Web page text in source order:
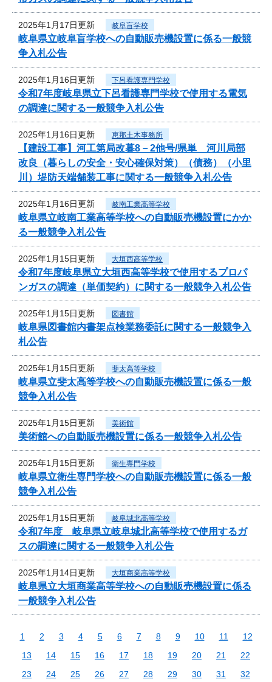
2025年1月17日更新 岐阜盲学校
岐阜県立岐阜盲学校への自動販売機設置に係る一般競
争入札公告
2025年1月16日更新 下呂看護専門学校
令和7年度岐阜県立下呂看護専門学校で使用する電気
の調達に関する一般競争入札公告
2025年1月16日更新 恵那土木事務所
【建設工事】河工第局改暮8－2他号/県単 河川局部
改良（暮らしの安全・安心確保対策）（債務）（小里
川）堤防天端舗装工事に関する一般競争入札公告
2025年1月16日更新 岐南工業高等学校
岐阜県立岐南工業高等学校への自動販売機設置にかか
る一般競争入札公告
2025年1月15日更新 大垣西高等学校
令和7年度岐阜県立大垣西高等学校で使用するプロパ
ンガスの調達（単価契約）に関する一般競争入札公告
2025年1月15日更新 図書館
岐阜県図書館内書架点検業務委託に関する一般競争入
札公告
2025年1月15日更新 斐太高等学校
岐阜県立斐太高等学校への自動販売機設置に係る一般
競争入札公告
2025年1月15日更新 美術館
美術館への自動販売機設置に係る一般競争入札公告
2025年1月15日更新 衛生専門学校
岐阜県立衛生専門学校への自動販売機設置に係る一般
競争入札公告
2025年1月15日更新 岐阜城北高等学校
令和7年度 岐阜県立岐阜城北高等学校で使用するガ
スの調達に関する一般競争入札公告
2025年1月14日更新 大垣商業高等学校
岐阜県立大垣商業高等学校への自動販売機設置に係る
一般競争入札公告
1 2 3 4 5 6 7 8 9 10 11
12
13
14 15 16 17 18 19 20 21
22
23
24 25 26 27 28 29 30 31
32